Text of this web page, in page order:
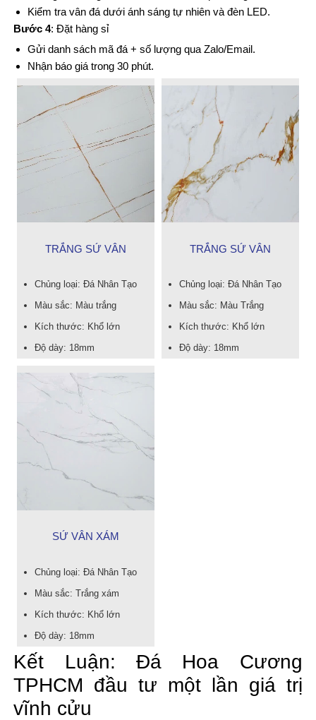
Kiểm tra vân đá dưới ánh sáng tự nhiên và đèn LED.
Bước 4: Đặt hàng sỉ
Gửi danh sách mã đá + số lượng qua Zalo/Email.
Nhận báo giá trong 30 phút.
TRẮNG SỨ VÂN
Chủng loại: Đá Nhân Tạo
Màu sắc: Màu trắng
Kích thước: Khổ lớn
Độ dày: 18mm
TRẮNG SỨ VÂN
Chủng loại: Đá Nhân Tạo
Màu sắc: Màu Trắng
Kích thước: Khổ lớn
Độ dày: 18mm
SỨ VÂN XÁM
Chủng loại: Đá Nhân Tạo
Màu sắc: Trắng xám
Kích thước: Khổ lớn
Độ dày: 18mm
Kết Luận: Đá Hoa Cương
TPHCM đầu tư một lần giá trị
vĩnh cửu